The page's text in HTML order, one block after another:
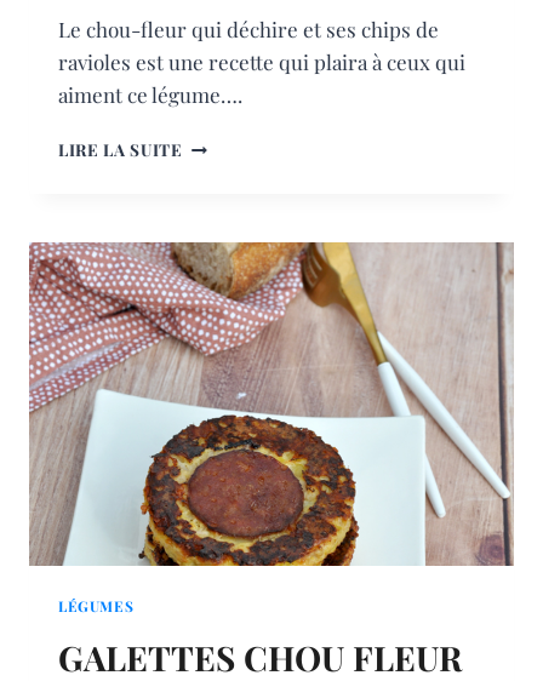
Le chou-fleur qui déchire et ses chips de
ravioles est une recette qui plaira à ceux qui
aiment ce légume….
LIRE LA SUITE LE
DÉCHIRE
ET
SES
CHIPS
DE
RAVIOLES
LÉGUMES
GALETTES CHOU FLEUR